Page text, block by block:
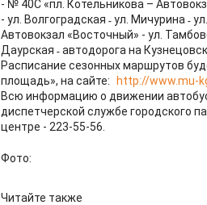
- № 40С «пл. Котельникова –
- ул. Волгоградская ˗ ул. Мичурина ˗
Автовокзал «Восточный» - ул.
Даурская ˗ автодорога на
Расписание сезонных маршрутов
площадь», на сайте:
http://www.mu-
Всю информацию о движении
диспетчерской службе городского
центре - 223-55-56.
Фото:
Читайте также